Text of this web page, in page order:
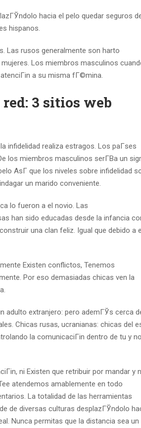
hacia el pelo quedar seguros
hispanos.
Las rusos generalmente son harto
Los miembros masculinos
a su misma fГ©mina.
3 sitios web
infidelidad realiza estragos. Los paГ­ses
los miembros masculinos serГ­В­a un
AsГ­ que los niveles sobre infidelidad
un marido conveniente.
lo fueron a el novio. Las
han sido educadas desde la infancia
una clan feliz. Igual que debido a
Existen conflictos, Tenemos
Por eso demasiadas chicas ven la
adulto extranjero: pero ademГЎs cerca
Chicas rusas, ucranianas: chicas del
la comunicaciГіn dentro de tu y no
ni Existen que retribuir por mandar y
atendemos amablemente en todo
La totalidad de las herramientas
de diversas culturas desplazГЎndolo
Nunca permitas que la distancia sea un